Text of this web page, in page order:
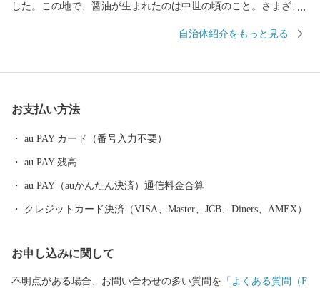
した。この地で、醤油が生まれたのは中世の頃のこと。さまざま
に注目した職人の創意から、和食の味の決め手である醤油づくり
が伝統として受け継がれている「美味しい日本遺産」ともいえる
町なかを歩いていると、今も昔も変わらない醤油づくりの香りを
自治体紹介をもっと見る
お支払い方法
au PAY カード（番号入力不要）
au PAY 残高
au PAY（auかんたん決済）通信料金合算
クレジットカード決済（VISA、Master、JCB、Diners、AMEX）
お申し込みに関して
不明点がある場合、お問い合わせの多い質問を 「よくある質問（F